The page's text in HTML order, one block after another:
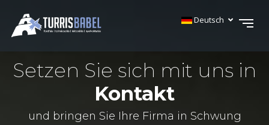
Deutsch
Setzen Sie sich mit uns in
Kontakt
und bringen Sie Ihre Firma in Schwung